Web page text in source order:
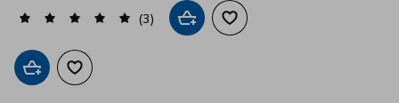
(3)
Добави в кошницата
Добави към списъка с любими
Добави в кошницата
Добави към списъка с